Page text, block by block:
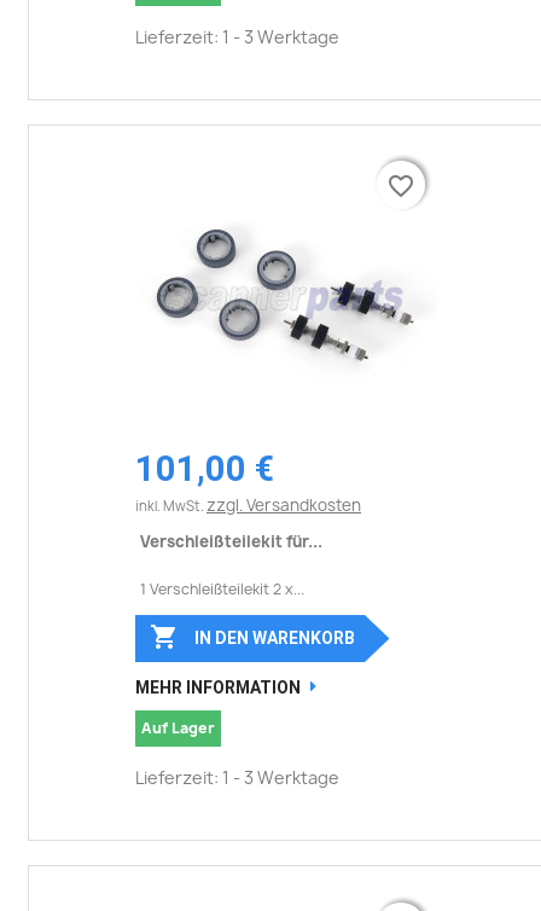
Lieferzeit: 1 - 3 Werktage
101,00 €
inkl. MwSt. zzgl. Versandkosten
Verschleißteilekit für...
1 Verschleißteilekit 2 x...
favorite_border
 IN DEN WARENKORB
MEHR INFORMATION
Auf Lager
Lieferzeit: 1 - 3 Werktage
favorite_border